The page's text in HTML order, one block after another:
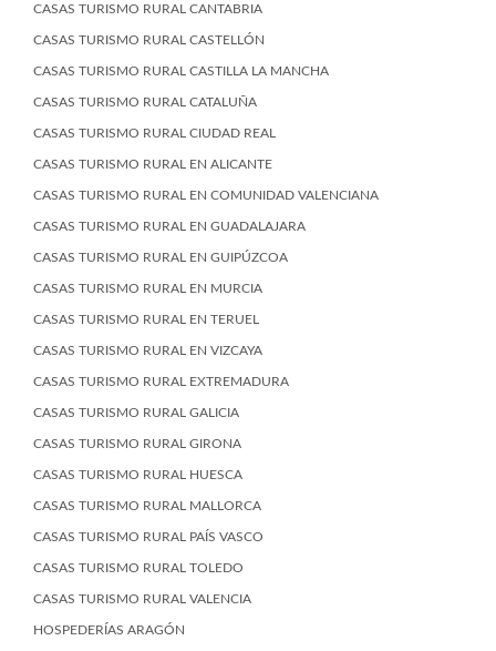
CASAS TURISMO RURAL CANTABRIA
CASAS TURISMO RURAL CASTELLÓN
CASAS TURISMO RURAL CASTILLA LA MANCHA
CASAS TURISMO RURAL CATALUÑA
CASAS TURISMO RURAL CIUDAD REAL
CASAS TURISMO RURAL EN ALICANTE
CASAS TURISMO RURAL EN COMUNIDAD VALENCIANA
CASAS TURISMO RURAL EN GUADALAJARA
CASAS TURISMO RURAL EN GUIPÚZCOA
CASAS TURISMO RURAL EN MURCIA
CASAS TURISMO RURAL EN TERUEL
CASAS TURISMO RURAL EN VIZCAYA
CASAS TURISMO RURAL EXTREMADURA
CASAS TURISMO RURAL GALICIA
CASAS TURISMO RURAL GIRONA
CASAS TURISMO RURAL HUESCA
CASAS TURISMO RURAL MALLORCA
CASAS TURISMO RURAL PAÍS VASCO
CASAS TURISMO RURAL TOLEDO
CASAS TURISMO RURAL VALENCIA
HOSPEDERÍAS ARAGÓN